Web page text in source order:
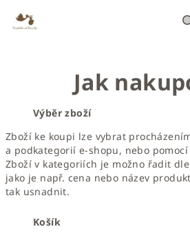
obsah
Jak
Výběr zboží
Zboží ke koupi lze vybrat
a podkategorií e-shopu, nebo
Zboží v kategoriích je možno řadit
jako je např. cena nebo název
tak usnadnit.
Košík